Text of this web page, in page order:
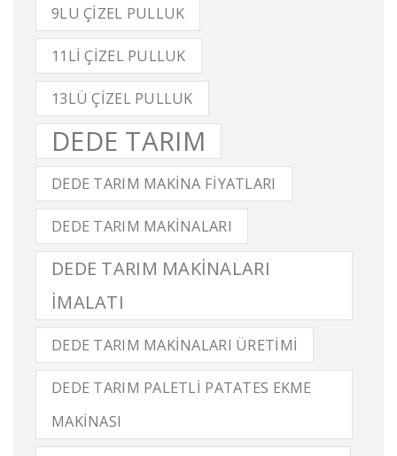
9LU ÇIZEL PULLUK
11LI ÇIZEL PULLUK
13LÜ ÇIZEL PULLUK
DEDE TARIM
DEDE TARIM MAKINA FIYATLARI
DEDE TARIM MAKINALARI
DEDE TARIM MAKINALARI
IMALATI
DEDE TARIM MAKINALARI ÜRETIMI
DEDE TARIM PALETLI PATATES EKME
MAKINASI